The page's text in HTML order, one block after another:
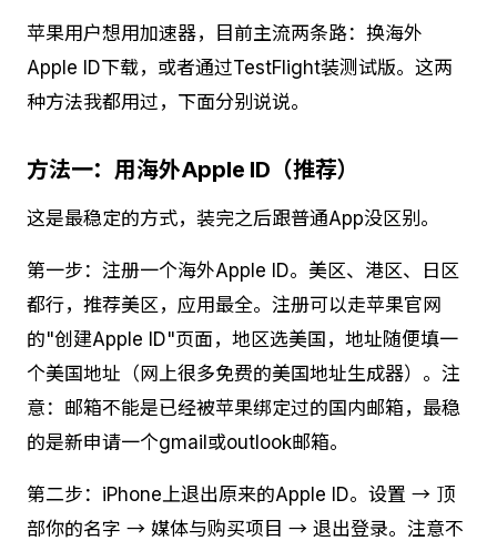
苹果用户想用加速器，目前主流两条路：换海外
Apple ID下载，或者通过TestFlight装测试版。这两
种方法我都用过，下面分别说说。
方法一：用海外Apple ID（推荐）
这是最稳定的方式，装完之后跟普通App没区别。
第一步：注册一个海外Apple ID。美区、港区、日区
都行，推荐美区，应用最全。注册可以走苹果官网
的"创建Apple ID"页面，地区选美国，地址随便填一
个美国地址（网上很多免费的美国地址生成器）。注
意：邮箱不能是已经被苹果绑定过的国内邮箱，最稳
的是新申请一个gmail或outlook邮箱。
第二步：iPhone上退出原来的Apple ID。设置 → 顶
部你的名字 → 媒体与购买项目 → 退出登录。注意不